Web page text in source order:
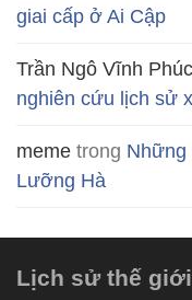
giai cấp ở Ai Cập
Trần Ngô Vĩnh Phúc
nghiên cứu lịch sử
meme trong Những
Lưỡng Hà
Lịch sử thế giới